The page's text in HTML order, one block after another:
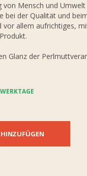
von Mensch und Umwelt
der Qualität und
vor allem aufrichtiges,
Glanz der